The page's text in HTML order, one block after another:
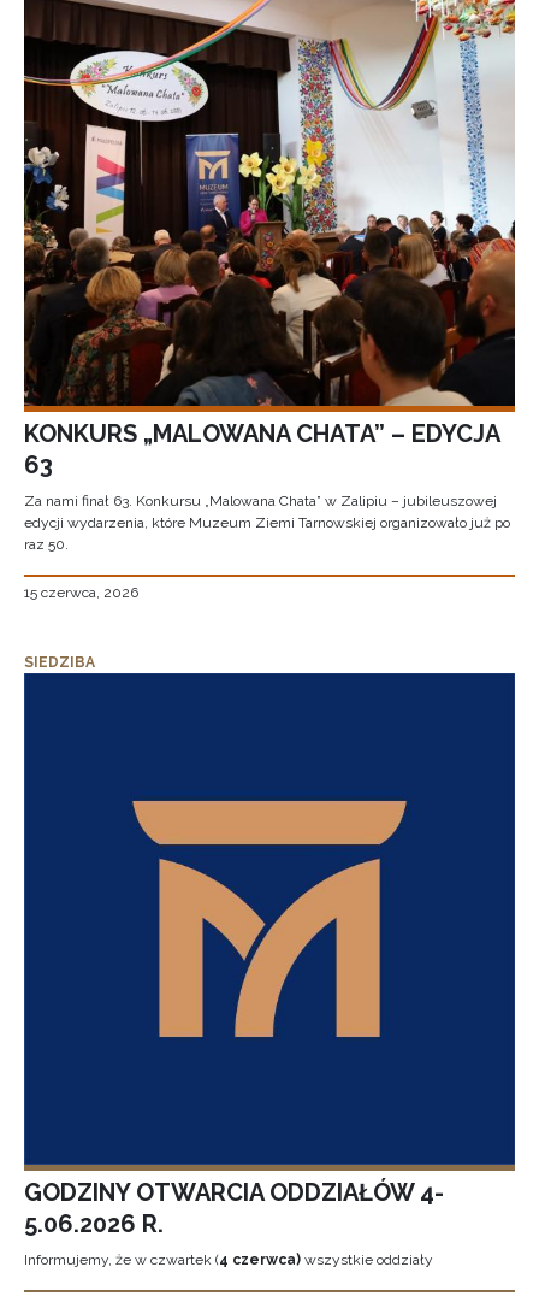
KONKURS „MALOWANA CHATA” – EDYCJA
63
Za nami finał 63. Konkursu „Malowana Chata” w Zalipiu – jubileuszowej
edycji wydarzenia, które Muzeum Ziemi Tarnowskiej organizowało już po
raz 50.
15 czerwca, 2026
SIEDZIBA
GODZINY OTWARCIA ODDZIAŁÓW 4-
5.06.2026 R.
Informujemy, że w czwartek (4 czerwca) wszystkie oddziały